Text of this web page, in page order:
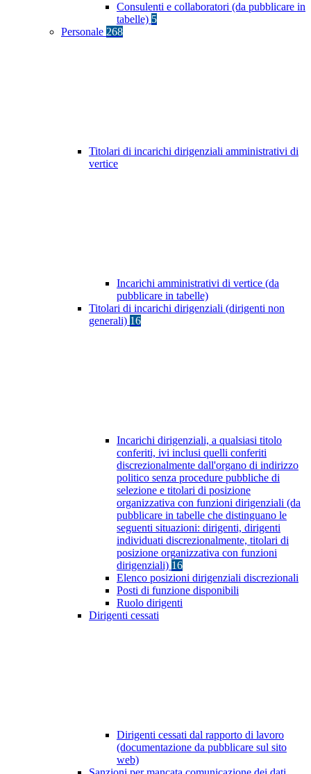
Consulenti e collaboratori (da pubblicare in
tabelle) 5
Personale 268
Titolari di incarichi dirigenziali amministrativi di
vertice
Incarichi amministrativi di vertice (da
pubblicare in tabelle)
Titolari di incarichi dirigenziali (dirigenti non
generali) 16
Incarichi dirigenziali, a qualsiasi titolo
conferiti, ivi inclusi quelli conferiti
discrezionalmente dall'organo di indirizzo
politico senza procedure pubbliche di
selezione e titolari di posizione
organizzativa con funzioni dirigenziali (da
pubblicare in tabelle che distinguano le
seguenti situazioni: dirigenti, dirigenti
individuati discrezionalmente, titolari di
posizione organizzativa con funzioni
dirigenziali) 16
Elenco posizioni dirigenziali discrezionali
Posti di funzione disponibili
Ruolo dirigenti
Dirigenti cessati
Dirigenti cessati dal rapporto di lavoro
(documentazione da pubblicare sul sito
web)